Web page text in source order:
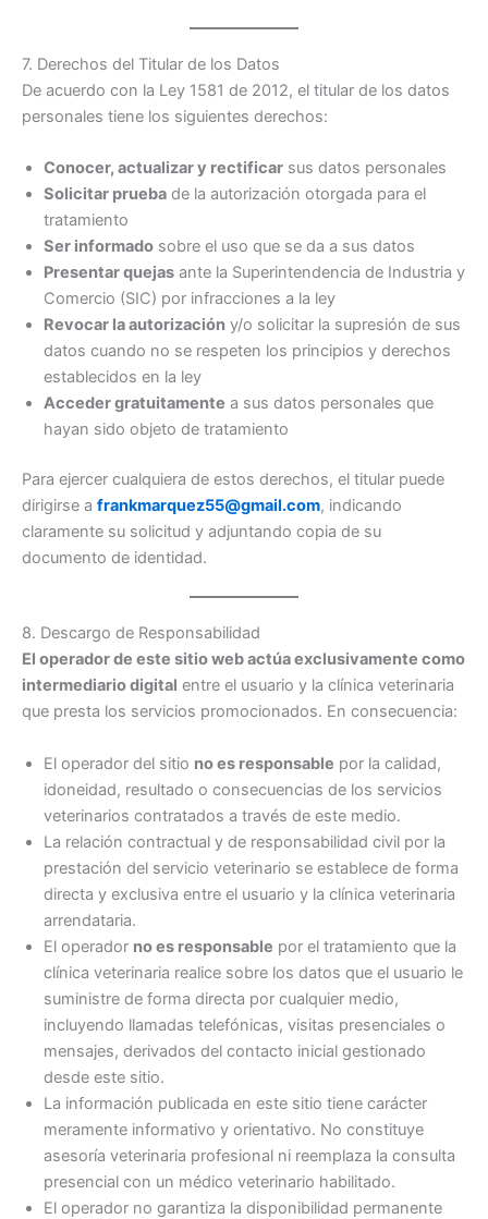
7. Derechos del Titular de los Datos
De acuerdo con la Ley 1581 de 2012, el titular de los datos
personales tiene los siguientes derechos:
Conocer, actualizar y rectificar sus datos personales
Solicitar prueba de la autorización otorgada para el
tratamiento
Ser informado sobre el uso que se da a sus datos
Presentar quejas ante la Superintendencia de Industria y
Comercio (SIC) por infracciones a la ley
Revocar la autorización y/o solicitar la supresión de sus
datos cuando no se respeten los principios y derechos
establecidos en la ley
Acceder gratuitamente a sus datos personales que
hayan sido objeto de tratamiento
Para ejercer cualquiera de estos derechos, el titular puede
dirigirse a frankmarquez55@gmail.com, indicando
claramente su solicitud y adjuntando copia de su
documento de identidad.
8. Descargo de Responsabilidad
El operador de este sitio web actúa exclusivamente como
intermediario digital entre el usuario y la clínica veterinaria
que presta los servicios promocionados. En consecuencia:
El operador del sitio no es responsable por la calidad,
idoneidad, resultado o consecuencias de los servicios
veterinarios contratados a través de este medio.
La relación contractual y de responsabilidad civil por la
prestación del servicio veterinario se establece de forma
directa y exclusiva entre el usuario y la clínica veterinaria
arrendataria.
El operador no es responsable por el tratamiento que la
clínica veterinaria realice sobre los datos que el usuario le
suministre de forma directa por cualquier medio,
incluyendo llamadas telefónicas, visitas presenciales o
mensajes, derivados del contacto inicial gestionado
desde este sitio.
La información publicada en este sitio tiene carácter
meramente informativo y orientativo. No constituye
asesoría veterinaria profesional ni reemplaza la consulta
presencial con un médico veterinario habilitado.
El operador no garantiza la disponibilidad permanente